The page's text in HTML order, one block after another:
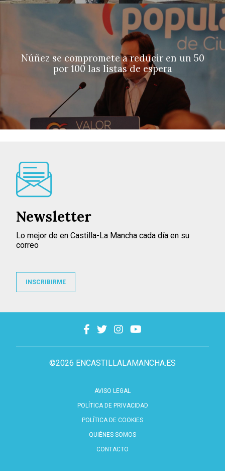
Núñez se compromete a reducir en un 50
por 100 las listas de espera
©2026 ENCASTILLALAMANCHA.ES
AVISO LEGAL
POLÍTICA DE PRIVACIDAD
POLÍTICA DE COOKIES
QUIÉNES SOMOS
CONTACTO
Newsletter
Lo mejor de en Castilla-La Mancha cada día en su
correo
INSCRIBIRME